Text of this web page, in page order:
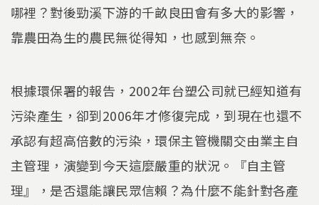
哪裡？對後勁溪下游的千畝良田會有多大的影響，
靠農田為生的農民無從得知，也感到無奈。
根據環保署的報告，2002年台塑公司就已經知道有
污染產生，卻到2006年才修復完成，到現在也還不
承認有超高倍數的污染，環保主管機關交由業主自
主管理，演變到今天這麼嚴重的狀況。『自主管
理』，是否還能讓民眾信賴？為什麼不能針對各產